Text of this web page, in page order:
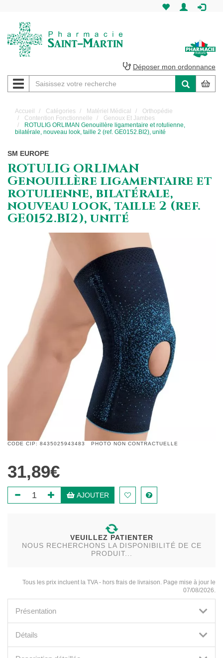
Martin
Pharmacie
Saint-
Martin
Déposer mon ordonnance
Navigation
Accueil Catégories Matériel Médical
Orthopédie
Contention Fonctionnelle
Genoux Et Jambes
ROTULIG ORLIMAN Genouillère ligamentaire et rotulienne,
bilatérale, nouveau look, taille 2 (ref. GE0152.BI2), unité
SM EUROPE
ROTULIG ORLIMAN
Genouillère ligamentaire et
rotulienne, bilatérale,
nouveau look, taille 2 (ref.
GE0152.BI2), unité
CODE CIP: 8435025943483 PHOTO NON CONTRACTUELLE
31,89€
AJOUTER
VEUILLEZ PATIENTER
NOUS RECHERCHONS LA DISPONIBILITÉ DE CE
PRODUIT...
Tous les prix incluent la TVA - hors frais de livraison. Page mise à jour le
07/08/2026.
Présentation
Détails